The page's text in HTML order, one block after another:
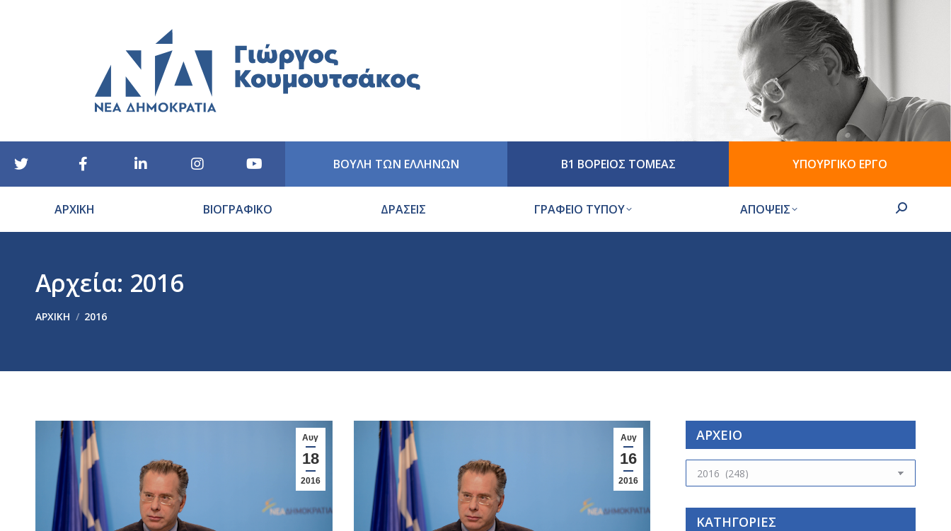
ΒΟΥΛΗ ΤΩΝ ΕΛΛΗΝΩΝ Β1 ΒΟΡΕΙΟΣ ΤΟΜΕΑΣ ΥΠΟΥΡΓΙΚΟ ΕΡΓΟ
ΑΡΧΙΚΗ ΒΙΟΓΡΑΦΙΚΟ ΔΡΑΣΕΙΣ ΓΡΑΦΕΙΟ ΤΥΠΟΥ ΑΠΟΨΕΙΣ Search:
Αρχεία: 2016
ΑΡΧΙΚΉ 2016
Αυγ
18
2016
Αυγ
16
2016
ΑΡΧΕΙΟ
ΑΡΧΕΙΟ
ΚΑΤΗΓΟΡΙΕΣ